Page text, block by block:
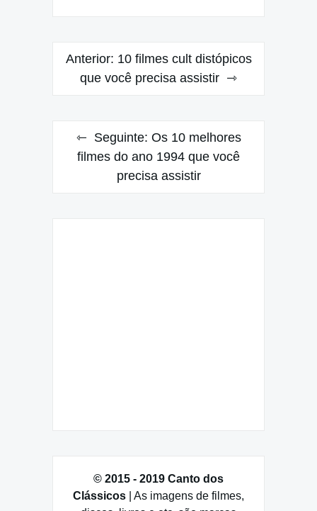
Navegação
Anterior: 10 filmes cult distópicos
que você precisa assistir
Seguinte: Os 10 melhores
filmes do ano 1994 que você
precisa assistir
© 2015 - 2019 Canto dos
Clássicos | As imagens de filmes,